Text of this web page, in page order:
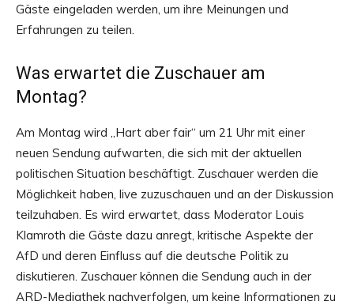
Gäste eingeladen werden, um ihre Meinungen und
Erfahrungen zu teilen.
Was erwartet die Zuschauer am
Montag?
Am Montag wird „Hart aber fair“ um 21 Uhr mit einer
neuen Sendung aufwarten, die sich mit der aktuellen
politischen Situation beschäftigt. Zuschauer werden die
Möglichkeit haben, live zuzuschauen und an der Diskussion
teilzuhaben. Es wird erwartet, dass Moderator Louis
Klamroth die Gäste dazu anregt, kritische Aspekte der
AfD und deren Einfluss auf die deutsche Politik zu
diskutieren. Zuschauer können die Sendung auch in der
ARD-Mediathek nachverfolgen, um keine Informationen zu